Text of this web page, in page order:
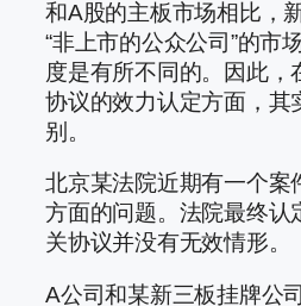
和A股的主板市场相比，
“非上市的公众公司”的市
度是有所不同的。因此，
协议的效力认定方面，其
别。
北京某法院近期有一个案
方面的问题。法院最终认
关协议并没有无效情形。
A公司和某新三板挂牌公